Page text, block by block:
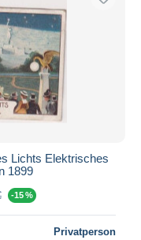
Lichts Elektrisches
1899
-15 %
Privatperson